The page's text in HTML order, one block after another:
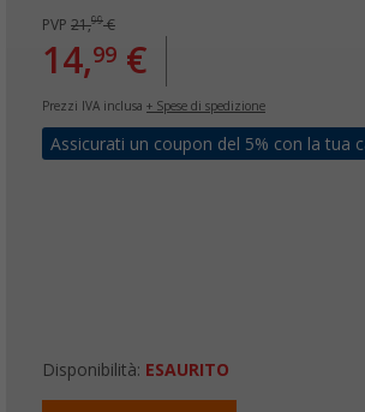
PVP 21,99€
14,99 €
Prezzi IVA inclusa + Spese di spedizione
Assicurati un coupon del 5% con la tua
Disponibilità: ESAURITO